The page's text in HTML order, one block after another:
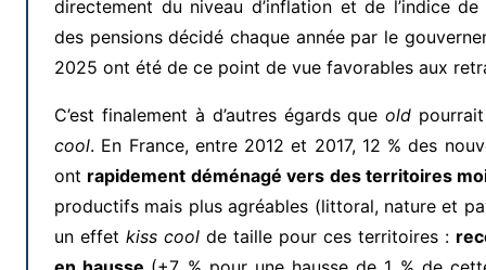
directement du niveau d’inflation et de l’indice de
des pensions décidé chaque année par le
2025 ont été de ce point de vue favorables aux
C’est finalement à d’autres égards queold
cool. En France, entre 2012 et 2017, 12 % des
ont rapidement déménagé vers des territoires
productifs mais plus agréables (littoral, nature et
un effet kiss cool de taille pour ces territoires :